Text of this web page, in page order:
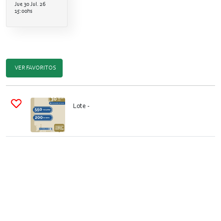
Jue 30 Jul. 26
15:00hs
VER FAVORITOS
Lote -